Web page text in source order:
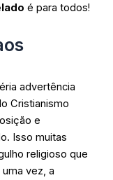
é para todos!
advertência
Cristianismo
e
Isso muitas
religioso que
vez, a